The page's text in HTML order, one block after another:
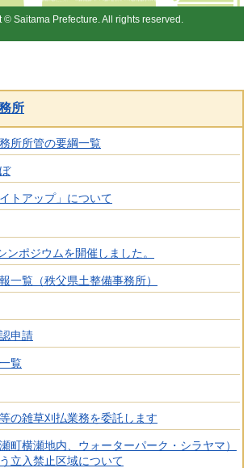
© Saitama Prefecture. All rights reserved.
所
所所管の要綱一覧
トアップ」について
ンポジウムを開催しました。
一覧（秩父県土整備事務所）
申請
覧
の雑草刈払業務を委託します
町横瀬地内、ウォーターパーク・シラヤマ）
立入禁止区域について